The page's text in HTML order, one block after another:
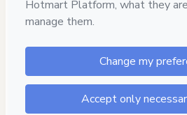
Carvalho and has no responsibility
control over it; (ii) agree to Hotmart’s
authorized and accompanied by a
Learn more about your purchasehere
Hotmart ©2026- All rights reserved
2026-08-07T11:25:35.370Z REF.